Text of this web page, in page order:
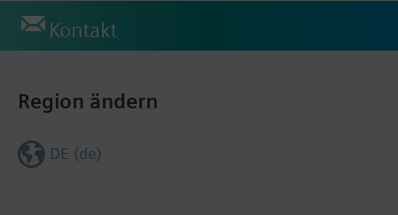
Kontakt
Region ändern
DE (de)